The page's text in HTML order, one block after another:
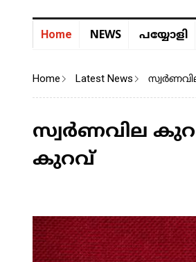
Home NEWS പയ്യോളി
Home Latest News
സ്വർണവില
കുറവ്